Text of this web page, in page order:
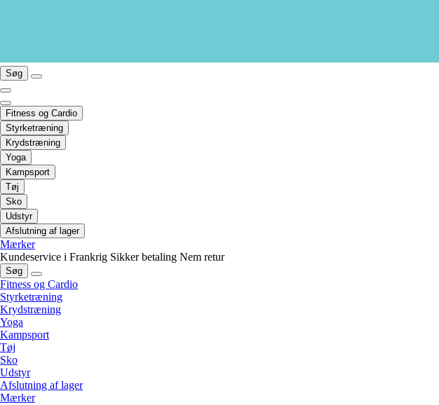
Søg
Fitness og Cardio
Styrketræning
Krydstræning
Yoga
Kampsport
Tøj
Sko
Udstyr
Afslutning af lager
Mærker
Kundeservice i Frankrig Sikker betaling Nem retur
Søg
Fitness og Cardio
Styrketræning
Krydstræning
Yoga
Kampsport
Tøj
Sko
Udstyr
Afslutning af lager
Mærker